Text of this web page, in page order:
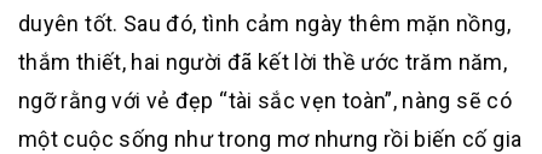
duyên tốt. Sau đó, tình cảm ngày thêm mặn nồng,
thắm thiết, hai người đã kết lời thề ước trăm năm,
ngỡ rằng với vẻ đẹp “tài sắc vẹn toàn”, nàng sẽ có
một cuộc sống như trong mơ nhưng rồi biến cố gia